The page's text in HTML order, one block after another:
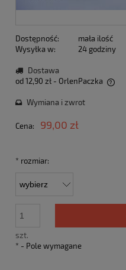
Dostępność:
mała ilość
Wysyłka w:
24 godziny
Dostawa
od 12,90 zł - OrlenPaczka
Wymiana i zwrot
Cena: 99,00 zł
* rozmiar:
szt.
* - Pole wymagane